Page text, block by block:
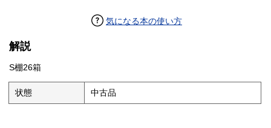
気になる本の使い方
解説
S棚26箱
状態 中古品